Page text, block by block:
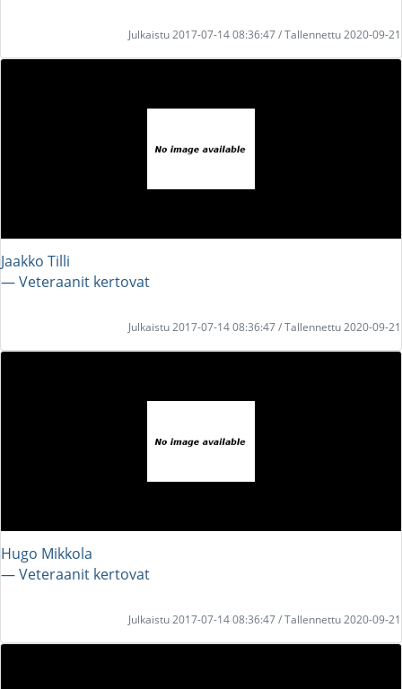
Julkaistu 2017-07-14 08:36:47 / Tallennettu 2020-09-21
Jaakko Tilli
― Veteraanit kertovat
Julkaistu 2017-07-14 08:36:47 / Tallennettu 2020-09-21
Hugo Mikkola
― Veteraanit kertovat
Julkaistu 2017-07-14 08:36:47 / Tallennettu 2020-09-21